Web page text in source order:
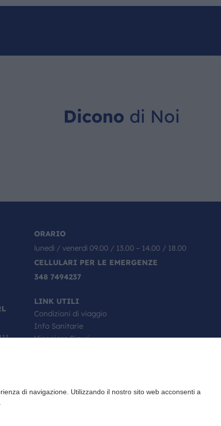
Dicono di Noi
ORARIO
lunedì / venerdì 09.00 / 13.00 – 14.00 / 18.00
CELLULARI PER LE EMERGENZE
348 7494237
LINK UTILI
Condizioni di viaggio
Info Sanitarie
Viaggiare Sicuri
Faq
di navigazione. Utilizzando il nostro sito web acconsenti a